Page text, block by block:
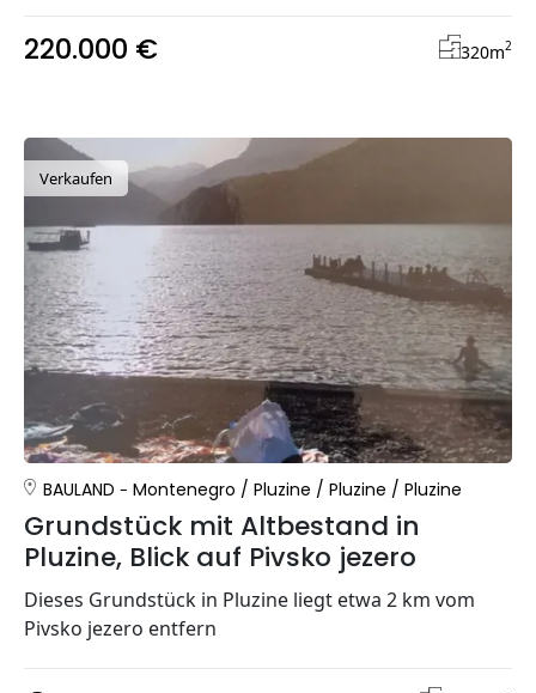
220.000 € 320m2
Verkaufen
BAULAND Montenegro / Pluzine / Pluzine / Pluzine
Grundstück mit Altbestand in
Pluzine, Blick auf Pivsko jezero
Dieses Grundstück in Pluzine liegt etwa 2 km vom
Pivsko jezero entfern